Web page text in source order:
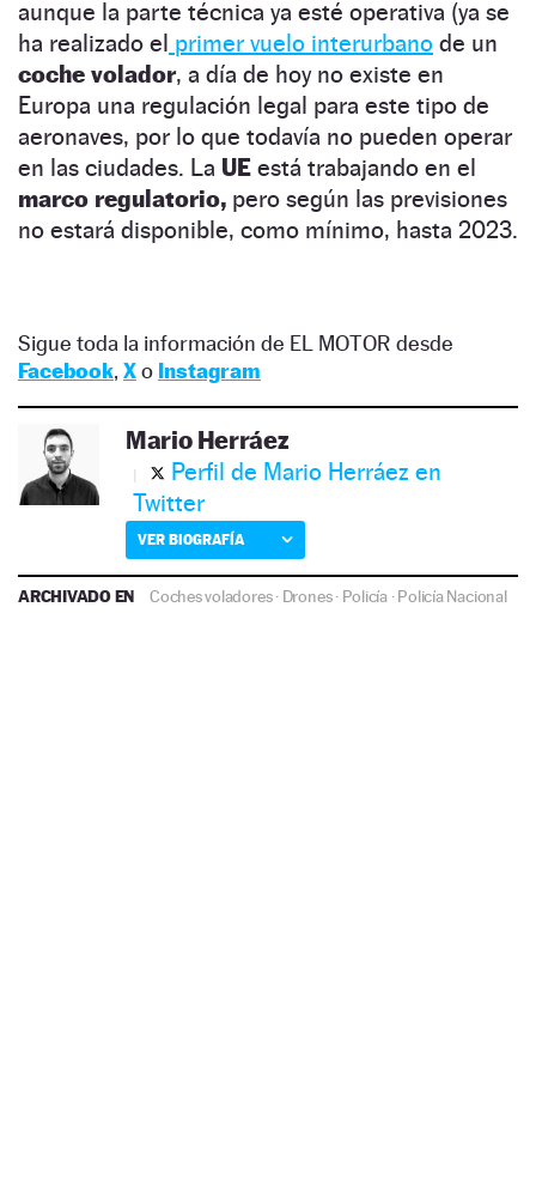
aunque la parte técnica ya esté operativa (ya se
ha realizado el primer vuelo interurbano de un
coche volador, a día de hoy no existe en
Europa una regulación legal para este tipo de
aeronaves, por lo que todavía no pueden operar
en las ciudades. La UE está trabajando en el
marco regulatorio, pero según las previsiones
no estará disponible, como mínimo, hasta 2023.
Sigue toda la información de EL MOTOR desde
Facebook, Xo Instagram
Mario Herráez
Perfil de Mario Herráez en
Twitter
VER BIOGRAFÍA
ARCHIVADO EN Coches voladores· Drones· Policía·Policía Nacional